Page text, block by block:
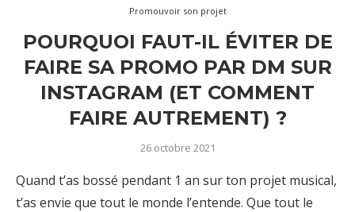
Promouvoir son projet
POURQUOI FAUT-IL ÉVITER DE
FAIRE SA PROMO PAR DM SUR
INSTAGRAM (ET COMMENT
FAIRE AUTREMENT) ?
26 octobre 2021
Quand t’as bossé pendant 1 an sur ton projet musical,
t’as envie que tout le monde l’entende. Que tout le